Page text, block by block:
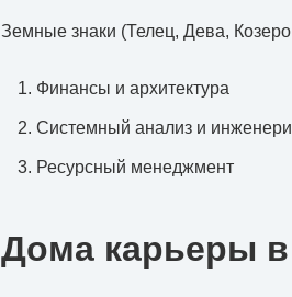
Земные знаки (Телец, Дева,
Финансы и архитектура
Системный анализ и
Ресурсный менеджмент
Дома карьеры в